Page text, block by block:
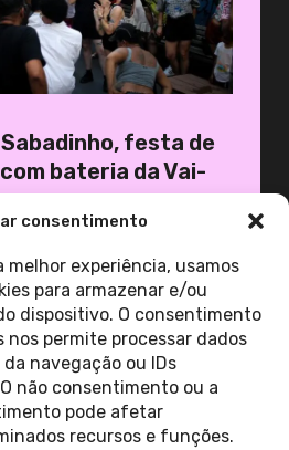
consentimento
melhor experiência, usamos
para armazenar e/ou
dispositivo. O consentimento
nos permite processar dados
navegação ou IDs
não consentimento ou a
pode afetar
recursos e funções.
festa de
bateria da Vai-
as
Contato
de Privacidade